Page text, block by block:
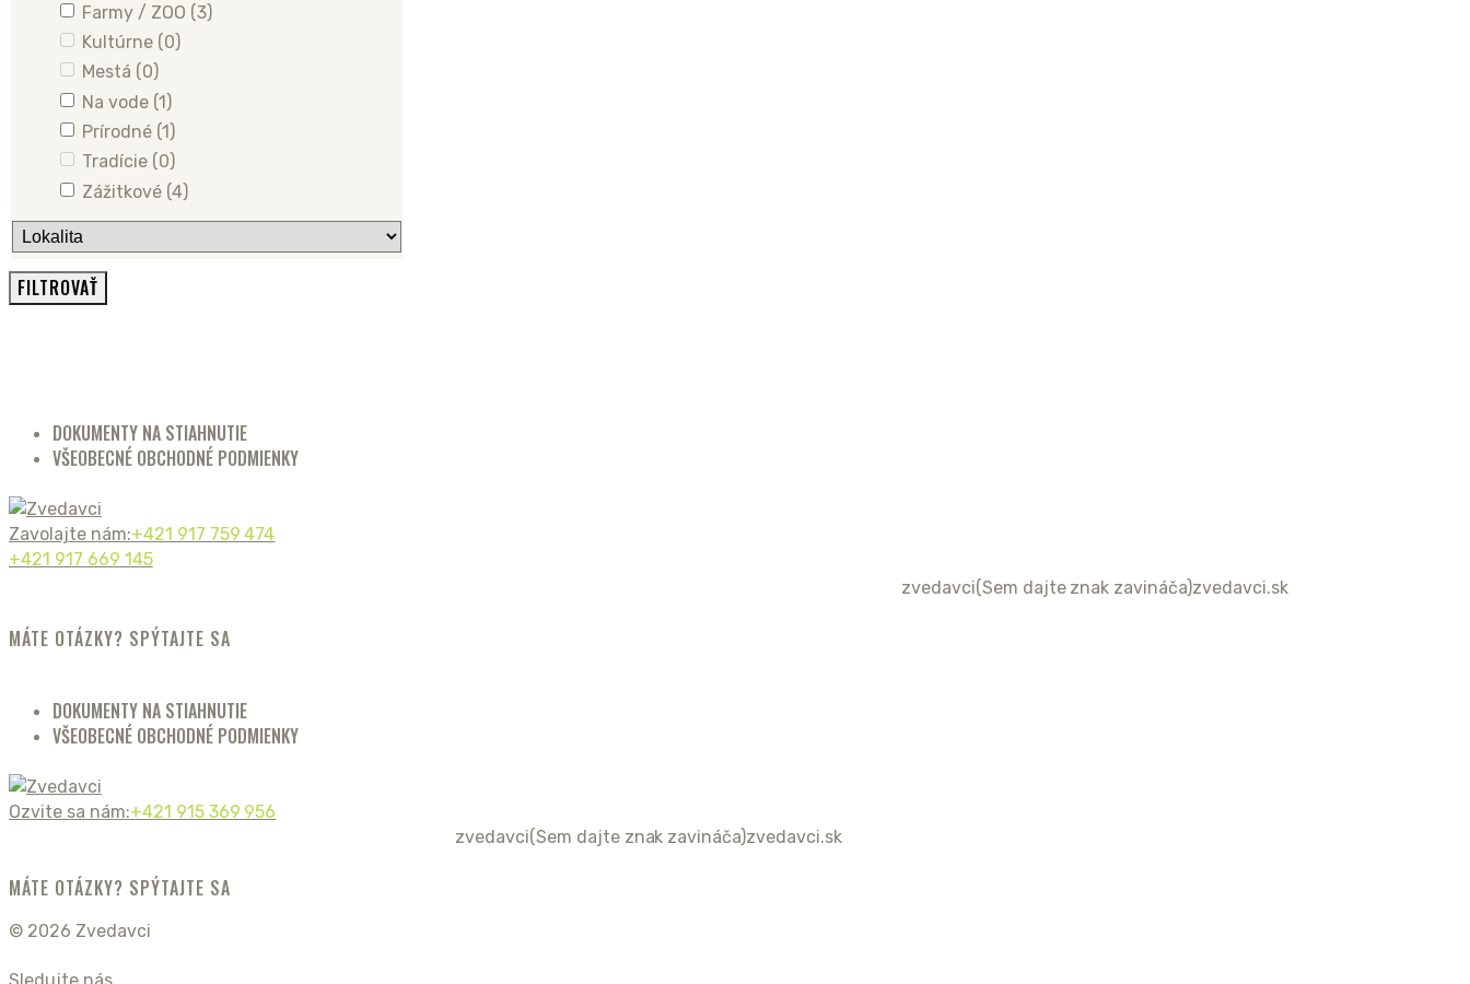
Farmy / ZOO (3)
Kultúrne (0)
Mestá (0)
Na vode (1)
Prírodné (1)
Tradície (0)
Zážitkové (4)
DOKUMENTY NA STIAHNUTIE
VŠEOBECNÉ OBCHODNÉ PODMIENKY
Zavolajte nám:+421 917 759 474
+421 917 669 145
zvedavci(Sem dajte znak zavináča)zvedavci.sk
MÁTE OTÁZKY? SPÝTAJTE SA
DOKUMENTY NA STIAHNUTIE
VŠEOBECNÉ OBCHODNÉ PODMIENKY
Ozvite sa nám:+421 915 369 956
zvedavci(Sem dajte znak zavináča)zvedavci.sk
MÁTE OTÁZKY? SPÝTAJTE SA
© 2026 Zvedavci